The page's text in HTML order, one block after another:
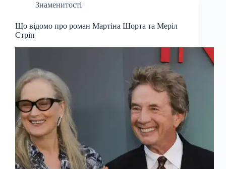
Знаменитості
Що відомо про роман Мартіна Шорта та Меріл
Стріп